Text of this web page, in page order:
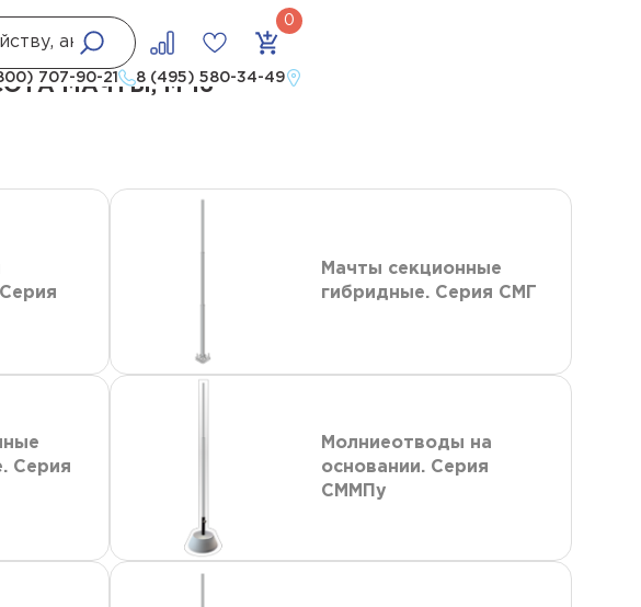
707-90-21 8 (495) 580-34-49
высота мачты, м 16
МАЧТЫ, М 16
Мачты секционные
гибридные. Серия СМГ
Серия
Молниеотводы на
основании. Серия
СММПу